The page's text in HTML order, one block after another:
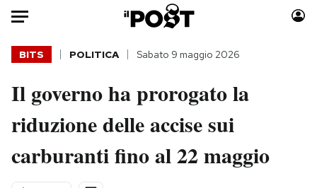
Auto
Italia
Politica
Tecnologia
Moda
Consumismi
BITS POLITICA Sabato 9 maggio 2026
Il governo ha prorogato la
riduzione delle accise sui
carburanti fino al 22 maggio